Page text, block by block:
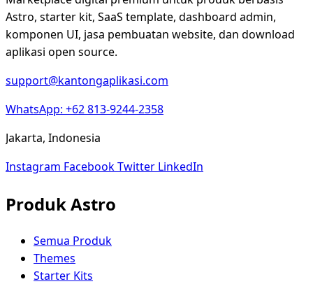
Astro, starter kit, SaaS template, dashboard admin,
komponen UI, jasa pembuatan website, dan download
aplikasi open source.
support@kantongaplikasi.com
WhatsApp: +62 813-9244-2358
Jakarta, Indonesia
Instagram FacebookTwitter LinkedIn
Produk Astro
Semua Produk
Themes
Starter Kits